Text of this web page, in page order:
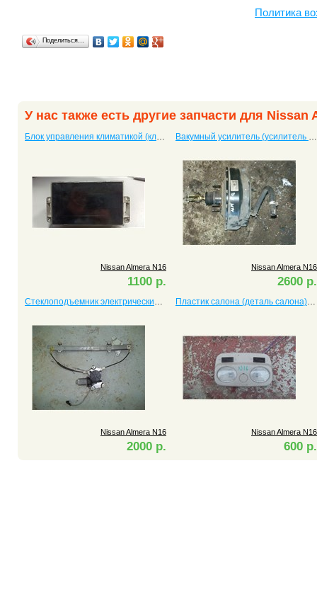
Политика
Поделиться…
У нас также есть другие запчасти для Nissan
Блок управления климатикой (климат контроль) Almera N16 28090-BU701
Nissan Almera N16
1100 р.
Вакумный усилитель (усилитель тормоза) Almera N16
Nissan Almera N16
2600 р.
Стеклоподъемник электрический передний правый Almera
Nissan Almera N16
2000 р.
Пластик салона (деталь салона) Almera N16
Nissan Almera N16
600 р.